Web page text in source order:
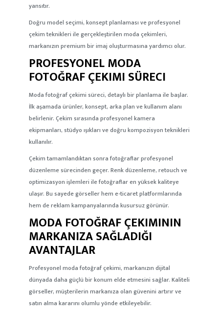
yansıtır.
Doğru model seçimi, konsept planlaması ve profesyonel
çekim teknikleri ile gerçekleştirilen moda çekimleri,
markanızın premium bir imaj oluşturmasına yardımcı olur.
PROFESYONEL MODA
FOTOĞRAF ÇEKIMI SÜRECI
Moda fotoğraf çekimi süreci, detaylı bir planlama ile başlar.
İlk aşamada ürünler, konsept, arka plan ve kullanım alanı
belirlenir. Çekim sırasında profesyonel kamera
ekipmanları, stüdyo ışıkları ve doğru kompozisyon teknikleri
kullanılır.
Çekim tamamlandıktan sonra fotoğraflar profesyonel
düzenleme sürecinden geçer. Renk düzenleme, retouch ve
optimizasyon işlemleri ile fotoğraflar en yüksek kaliteye
ulaşır. Bu sayede görseller hem e-ticaret platformlarında
hem de reklam kampanyalarında kusursuz görünür.
MODA FOTOĞRAF ÇEKIMININ
MARKANIZA SAĞLADIĞI
AVANTAJLAR
Profesyonel moda fotoğraf çekimi, markanızın dijital
dünyada daha güçlü bir konum elde etmesini sağlar. Kaliteli
görseller, müşterilerin markanıza olan güvenini artırır ve
satın alma kararını olumlu yönde etkileyebilir.